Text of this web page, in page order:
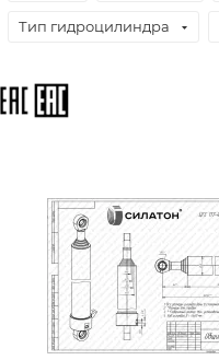
Hongyan
Howo
Wielton
8560
Тип гидроцилиндра